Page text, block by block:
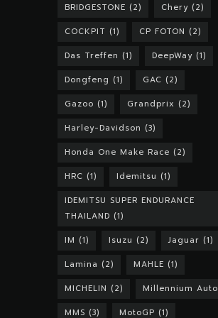
BRIDGESTONE (2) Chery (2)
COCKPIT (1) CP FOTON (2)
Das Treffen (1) DeepWay (1)
Dongfeng (1) GAC (2)
Gazoo (1) Grandprix (2)
Harley-Davidson (3)
Honda One Make Race (2)
HRC (1) Idemitsu (1)
IDEMITSU SUPER ENDURANCE
THAILAND (1)
IM (1) Isuzu (2) Jaguar (1)
Lamina (2) MAHLE (1)
MICHELIN (2) Millennium Auto
MMS (3) MotoGP (1)